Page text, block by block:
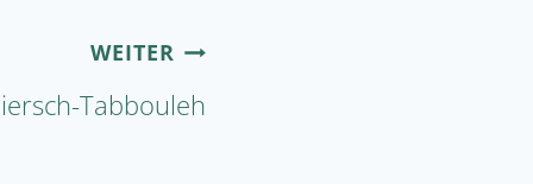
WEITER
Tabbouleh